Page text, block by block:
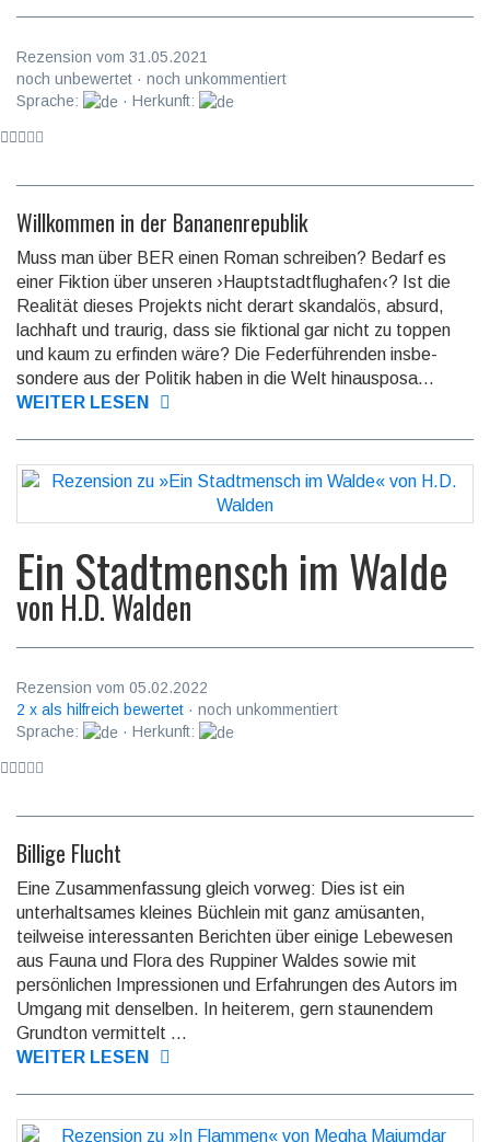
Rezension vom 31.05.2021
noch unbewertet · noch unkommentiert
Sprache:
· Herkunft:
Willkommen in der Bananenrepublik
Muss man über BER einen Roman schreiben? Bedarf es
einer Fiktion über unseren ›Hauptstadt­flughafen‹? Ist die
Realität dieses Projekts nicht derart skandalös, absurd,
lachhaft und traurig, dass sie fiktional gar nicht zu toppen
und kaum zu erfinden wäre? Die Feder­füh­renden insbe­
sondere aus der Politik haben in die Welt hinaus­posa...
WEITER LESEN
Ein Stadtmensch im Walde
von H.D. Walden
Rezension vom 05.02.2022
2 x als hilfreich bewertet · noch unkommentiert
Sprache:
· Herkunft:
Billige Flucht
Eine Zusammenfassung gleich vorweg: Dies ist ein
unterhaltsames kleines Büchlein mit ganz amüsanten,
teilweise interes­santen Berichten über einige Lebewesen
aus Fauna und Flora des Ruppiner Waldes sowie mit
persön­lichen Impres­sionen und Erfah­rungen des Autors im
Umgang mit denselben. In heiterem, gern staunen­dem
Grundton vermit­telt ...
WEITER LESEN